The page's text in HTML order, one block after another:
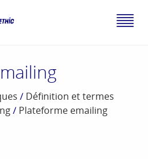
/ Définition et termes
/ Plateforme emailing